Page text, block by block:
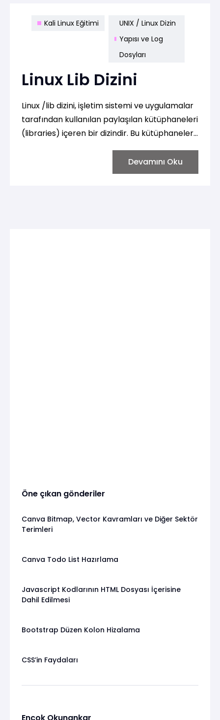
Kali Linux Eğitimi
UNIX / Linux Dizin
Yapısı ve Log
Dosyları
Linux Lib Dizini
Linux /lib dizini, işletim sistemi ve uygulamalar
tarafından kullanılan paylaşılan kütüphaneleri
(libraries) içeren bir dizindir. Bu kütüphaneler,
tekrar kullanılabilir kod parçacıklarını içerir ve
genellikle ".so" uzantılı dosyalardır.
Devamını Oku
Öne çıkan gönderiler
Canva Bitmap, Vector Kavramları ve Diğer Sektör
Terimleri
Canva Todo List Hazırlama
Javascript Kodlarının HTML Dosyası İçerisine
Dahil Edilmesi
Bootstrap Düzen Kolon Hizalama
CSS’in Faydaları
Ençok Okunankar